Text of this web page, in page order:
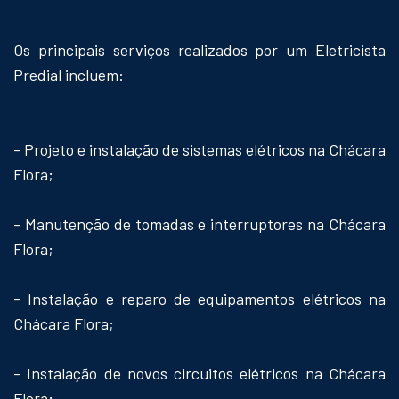
Os principais serviços realizados por um Eletricista
Predial incluem:
- Projeto e instalação de sistemas elétricos na Chácara
Flora;
- Manutenção de tomadas e interruptores na Chácara
Flora;
- Instalação e reparo de equipamentos elétricos na
Chácara Flora;
- Instalação de novos circuitos elétricos na Chácara